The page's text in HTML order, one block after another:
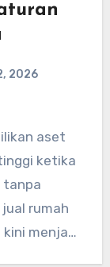
2026
aset
ketika
tanpa
rumah
menjadi